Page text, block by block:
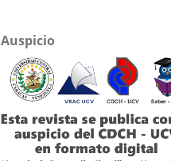
Auspicio